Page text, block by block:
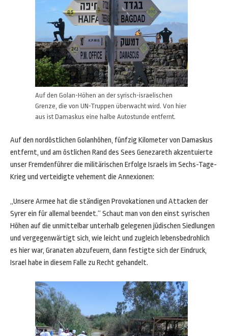
Auf den Golan-Höhen an der syrisch-israelischen
Grenze, die von UN-Truppen überwacht wird. Von hier
aus ist Damaskus eine halbe Autostunde entfernt.
Auf den nordöstlichen Golanhöhen, fünfzig Kilometer von Damaskus
entfernt, und am östlichen Rand des Sees Genezareth akzentuierte
unser Fremdenführer die militärischen Erfolge Israels im Sechs-Tage-
Krieg und verteidigte vehement die Annexionen:
„Unsere Armee hat die ständigen Provokationen und Attacken der
Syrer ein für allemal beendet.“ Schaut man von den einst syrischen
Höhen auf die unmittelbar unterhalb gelegenen jüdischen Siedlungen
und vergegenwärtigt sich, wie leicht und zugleich lebensbedrohlich
es hier war, Granaten abzufeuern, dann festigte sich der Eindruck,
Israel habe in diesem Falle zu Recht gehandelt.